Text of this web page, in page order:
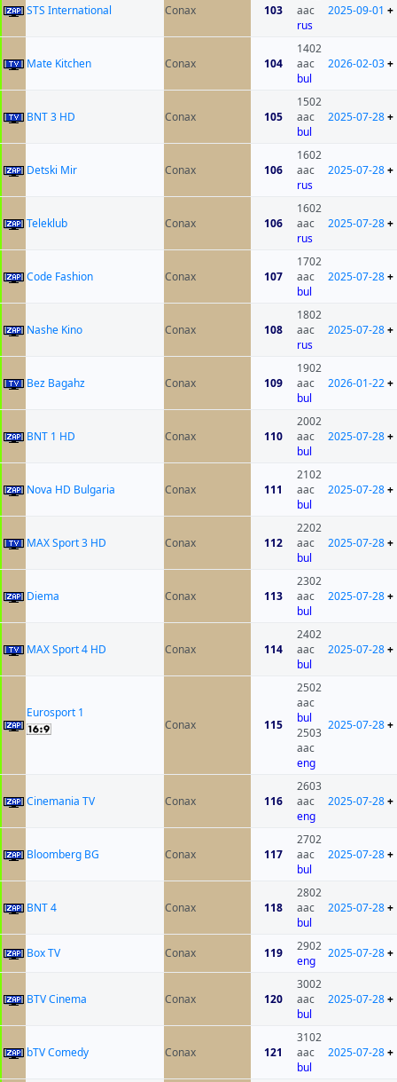
STS International Conax 103
aac
rus
2025-09-01 +
Mate Kitchen Conax 104
1402
aac
bul
2026-02-03+
BNT 3 HD Conax 105
1502
aac
bul
2025-07-28+
Detski Mir Conax 106
1602
aac
rus
2025-07-28+
Teleklub Conax 106
1602
aac
rus
2025-07-28+
Code Fashion Conax 107
1702
aac
bul
2025-07-28+
Nashe Kino Conax 108
1802
aac
rus
2025-07-28+
Bez Bagahz Conax 109
1902
aac
bul
2026-01-22+
BNT 1 HD Conax 110
2002
aac
bul
2025-07-28+
Nova HD Bulgaria Conax 111
2102
aac
bul
2025-07-28+
MAX Sport 3 HD Conax 112
2202
aac
bul
2025-07-28+
Diema Conax 113
2302
aac
bul
2025-07-28+
MAX Sport 4 HD Conax 114
2402
aac
bul
2025-07-28+
Eurosport 1
Conax
115
2502
aac
bul
2503
aac
eng
2025-07-28+
Cinemania TV Conax 116
2603
aac
eng
2025-07-28+
Bloomberg BG Conax 117
2702
aac
bul
2025-07-28+
BNT 4 Conax 118
2802
aac
bul
2025-07-28+
Box TV Conax 119
2902
eng
2025-07-28+
BTV Cinema Conax 120
3002
aac
bul
2025-07-28+
bTV Comedy Conax 121
3102
aac
bul
2025-07-28+